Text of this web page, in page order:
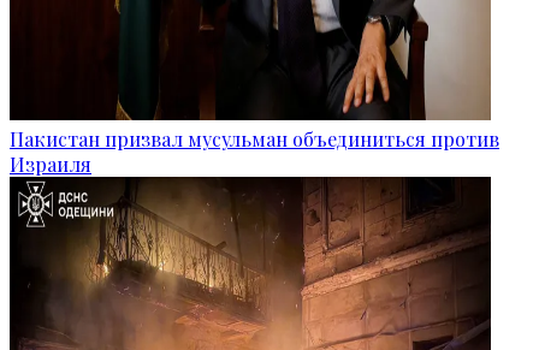
Пакистан призвал мусульман объединиться против
Израиля